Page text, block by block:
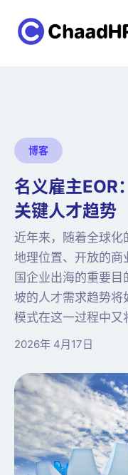
博客
名义雇主
关键人才趋势
近年来，随着全球
地理位置、开放的商
国企业出海的重要
坡的人才需求趋势将
模式在这一过程中又
2026年 4月17日